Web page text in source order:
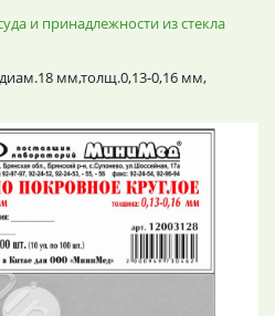
и принадлежности из стекла
мм,толщ.0,13-0,16 мм,